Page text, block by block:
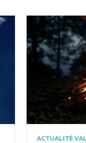
ACTUALITÉ